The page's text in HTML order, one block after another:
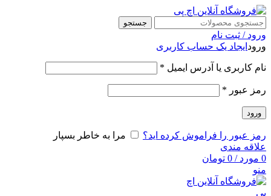
جستجو
ورود / ثبت نام
ورود ایجاد یک حساب کاربری
نام کاربری یا آدرس ایمیل *
رمز عبور *
ورود
رمز عبور را فراموش کرده اید؟
مرا به خاطر بسپار
علاقه مندی
0 مورد /
0 تومان
منو